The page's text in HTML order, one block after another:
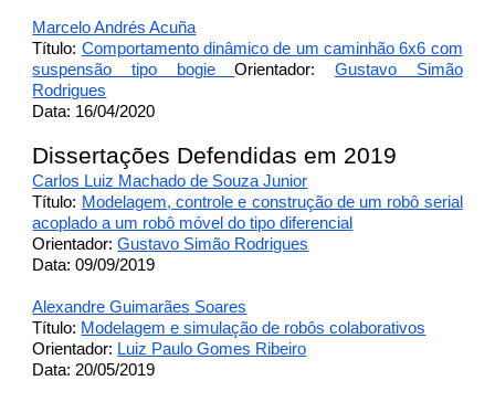
Marcelo Andrés Acuña
Título: Comportamento dinâmico de um caminhão 6x6 com
suspensão tipo bogie
Orientador:
Gustavo Simão
Rodrigues
Data: 16/04/2020
Dissertações Defendidas em 2019
Carlos Luiz Machado de Souza Junior
Título: Modelagem, controle e construção de um robô serial
acoplado a um robô móvel do tipo diferencial
Orientador: Gustavo Simão Rodrigues
Data: 09/09/2019
Alexandre Guimarães Soares
Título: Modelagem e simulação de robôs colaborativos
Orientador: Luiz Paulo Gomes Ribeiro
Data: 20/05/2019